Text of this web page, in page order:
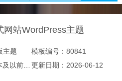
网站WordPress主题
主题
模板编号：80841
更新日期： 2026-06-12